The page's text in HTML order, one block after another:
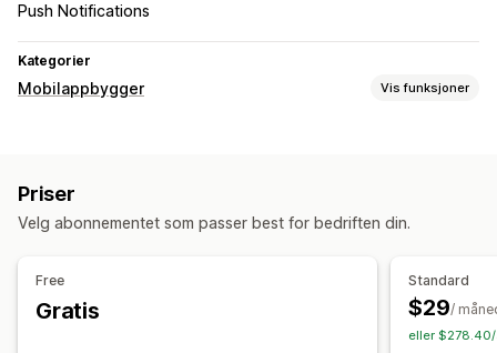
Push Notifications
Kategorier
Mobilappbygger Vis funksjoner
Handlekurvside
«Dra og slipp»-verktøy Samlinger Multivaluta Flere språk
Priser
Velg abonnementet som passer best for bedriften din.
Free
Gratis
Standard
$29/
eller $278.40/